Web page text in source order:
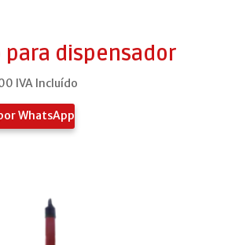
para dispensador
Rango
de
precios:
desde
IVA Incluído
WhatsApp